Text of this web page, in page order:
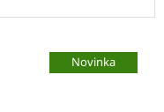
Novinka